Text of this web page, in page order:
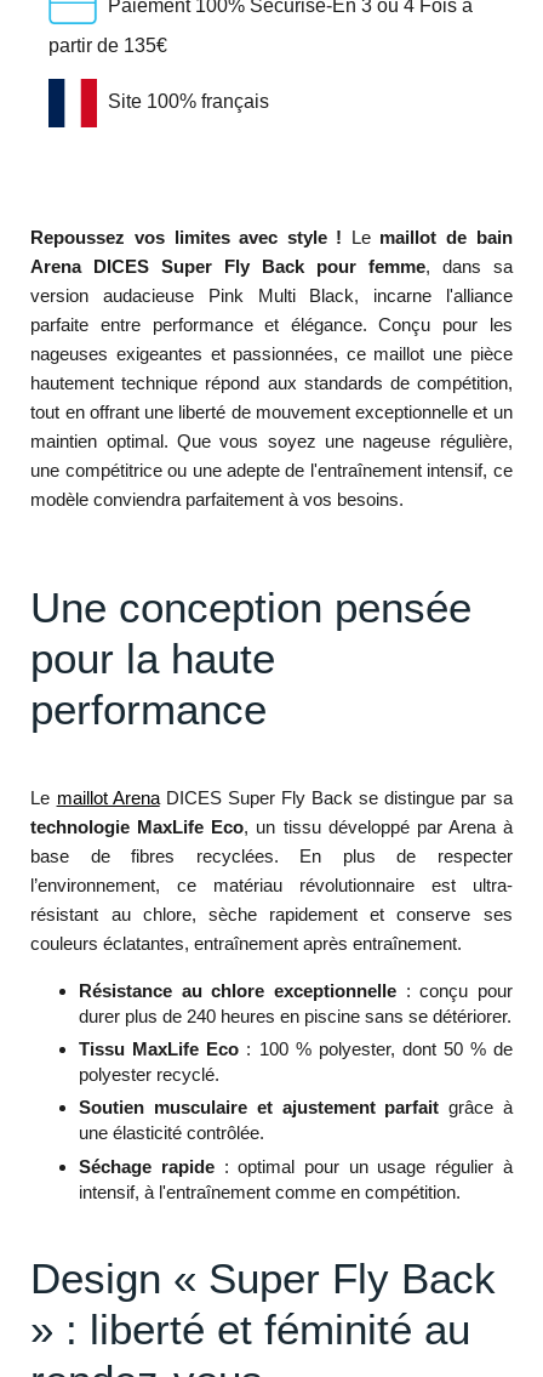
Paiement 100% Sécurisé-En 3 ou 4 Fois à
partir de 135€
Site 100% français
Repoussez vos limites avec style ! Le maillot de bain
Arena DICES Super Fly Back pour femme, dans sa
version audacieuse Pink Multi Black, incarne l'alliance
parfaite entre performance et élégance. Conçu pour les
nageuses exigeantes et passionnées, ce maillot une pièce
hautement technique répond aux standards de compétition,
tout en offrant une liberté de mouvement exceptionnelle et un
maintien optimal. Que vous soyez une nageuse régulière,
une compétitrice ou une adepte de l'entraînement intensif, ce
modèle conviendra parfaitement à vos besoins.
Une conception pensée
pour la haute
performance
Le maillot ArenaDICES Super Fly Back se distingue par sa
technologie MaxLife Eco, un tissu développé par Arena à
base de fibres recyclées. En plus de respecter
l’environnement, ce matériau révolutionnaire est ultra-
résistant au chlore, sèche rapidement et conserve ses
couleurs éclatantes, entraînement après entraînement.
Résistance au chlore exceptionnelle : conçu pour
durer plus de 240 heures en piscine sans se détériorer.
Tissu MaxLife Eco : 100 % polyester, dont 50 % de
polyester recyclé.
Soutien musculaire et ajustement parfait grâce à
une élasticité contrôlée.
Séchage rapide : optimal pour un usage régulier à
intensif, à l'entraînement comme en compétition.
Design « Super Fly Back
» : liberté et féminité au